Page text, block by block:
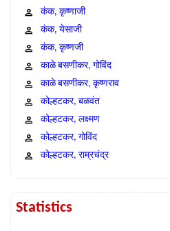
कंक, कृष्णाजी
कंक, येसाजी
कंक, कृष्णजी
काळे बसणीकर, गोविंद
काळे बसणीकर, कृष्णराव
कोल्हटकर, बळवंत
कोल्हटकर, लक्ष्मण
कोल्हटकर, गोविंद
कोल्हटकर, राम्रचंद्र
Statistics